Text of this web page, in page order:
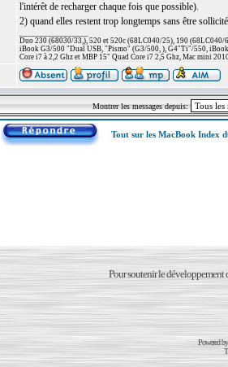
l'intérêt de recharger chaque fois que possible).
2) quand elles restent trop longtemps sans être
Duo 230 (68030/33,), 520 et 520c (68LC040/25), 190 (68LC040/
iBook G3/500 "Dual USB, "Pismo" (G3/500, ), G4"Ti"/550,
Core i7 à 2,2 Ghz et MBP 15" Quad Core i7 2,5 Ghz, Mac mini
Montrer les messages depuis:
Tout sur les MacBook Index
Pour soutenir le développement
Powered